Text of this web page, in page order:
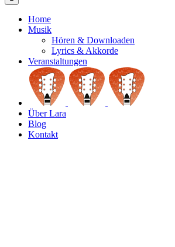
Home
Musik
Hören & Downloaden
Lyrics & Akkorde
Veranstaltungen
Über Lara
Blog
Kontakt